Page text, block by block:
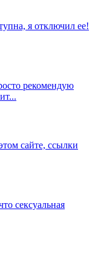
я отключил ее!
рекомендую
сайте, ссылки
сексуальная